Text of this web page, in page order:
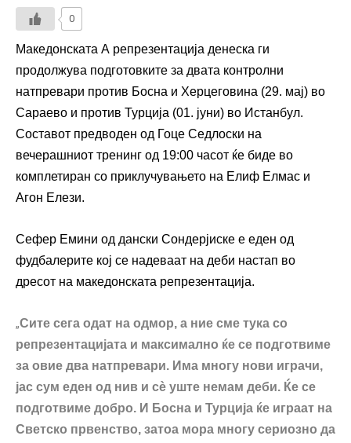
0
Македонската А репрезентација денеска ги
продолжува подготовките за двата контролни
натпревари против Босна и Херцеговина (29. мај) во
Сараево и против Турција (01. јуни) во Истанбул.
Составот предводен од Гоце Седлоски на
вечерашниот тренинг од 19:00 часот ќе биде во
комплетиран со приклучувањето на Елиф Елмас и
Агон Елези.
Сефер Емини од дански Сондерјиске е еден од
фудбалерите кој се надеваат на деби настап во
дресот на македонската репрезентација.
„Сите сега одат на одмор, а ние сме тука со
репрезентацијата и максимално ќе се подготвиме
за овие два натпревари. Има многу нови играчи,
јас сум еден од нив и сè уште немам деби. Ќе се
подготвиме добро. И Босна и Турција ќе играат на
Светско првенство, затоа мора многу сериозно да